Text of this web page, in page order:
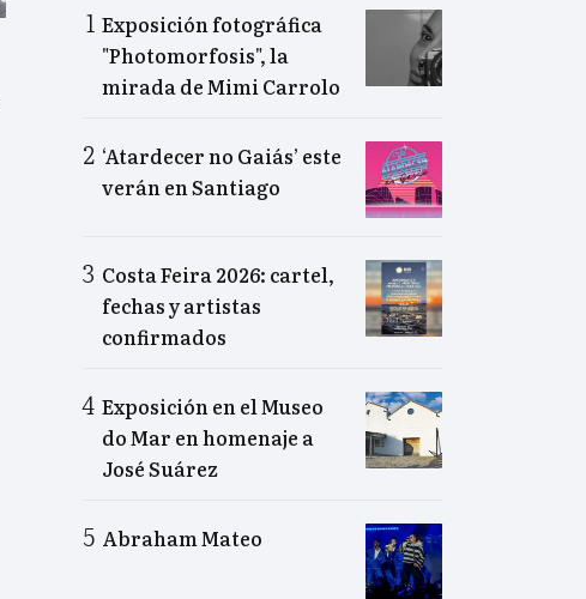
Exposición fotográfica
"Photomorfosis", la
mirada de Mimi Carrolo
‘Atardecer no Gaiás’ este
verán en Santiago
Costa Feira 2026: cartel,
fechas y artistas
confirmados
Exposición en el Museo
do Mar en homenaje a
José Suárez
Abraham Mateo